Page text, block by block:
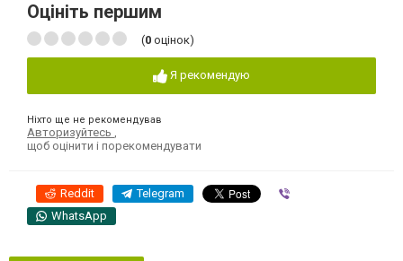
Оцініть першим
(0 оцінок)
Я рекомендую
Ніхто ще не рекомендував
Авторизуйтесь
щоб оцінити і порекомендувати
Reddit Telegram
WhatsApp